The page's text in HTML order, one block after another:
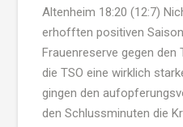
Altenheim 18:20 (12:7)
erhofften positiven
Frauenreserve gegen den
die TSO eine wirklich
gingen den
den Schlussminuten die